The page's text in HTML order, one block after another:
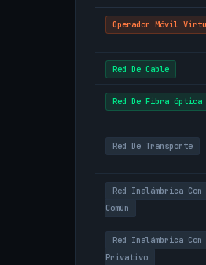
Operador Móvil
Red De Cable
Red De Fibra óptica
Red De Transporte
Red Inalámbrica
Común
Red Inalámbrica
Privativo